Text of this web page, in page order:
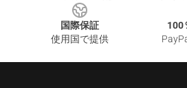
国際保証
使用国で提供
100